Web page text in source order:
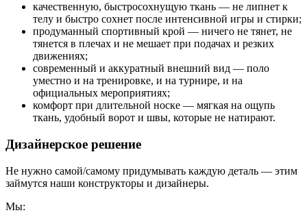
качественную, быстросохнущую ткань — не липнет к
телу и быстро сохнет после интенсивной игры и стирки;
продуманный спортивный крой — ничего не тянет, не
тянется в плечах и не мешает при подачах и резких
движениях;
современный и аккуратный внешний вид — поло
уместно и на тренировке, и на турнире, и на
официальных мероприятиях;
комфорт при длительной носке — мягкая на ощупь
ткань, удобный ворот и швы, которые не натирают.
Дизайнерское решение
Не нужно самой/самому придумывать каждую деталь — этим
займутся наши конструкторы и дизайнеры.
Мы: